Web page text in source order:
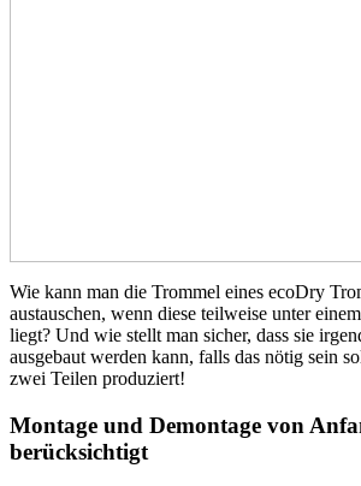
Wie kann man die Trommel eines ecoDry
austauschen, wenn diese teilweise unter
liegt? Und wie stellt man sicher, dass sie
ausgebaut werden kann, falls das nötig sein
zwei Teilen produziert!
Montage und Demontage von
berücksichtigt